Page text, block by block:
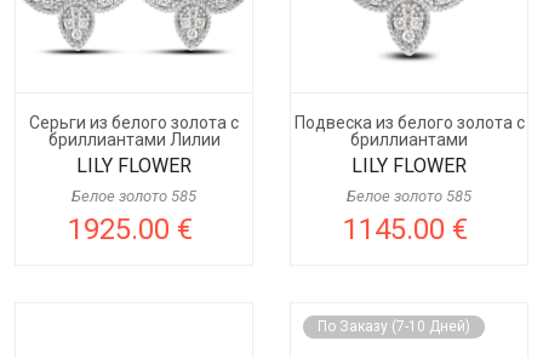
Серьги из белого золота с
бриллиантами Лилии
LILY FLOWER
Белое золото 585
1925.00 €
Подвеска из белого золота с
бриллиантами
LILY FLOWER
Белое золото 585
1145.00 €
По Заказу (7-10 Дней)